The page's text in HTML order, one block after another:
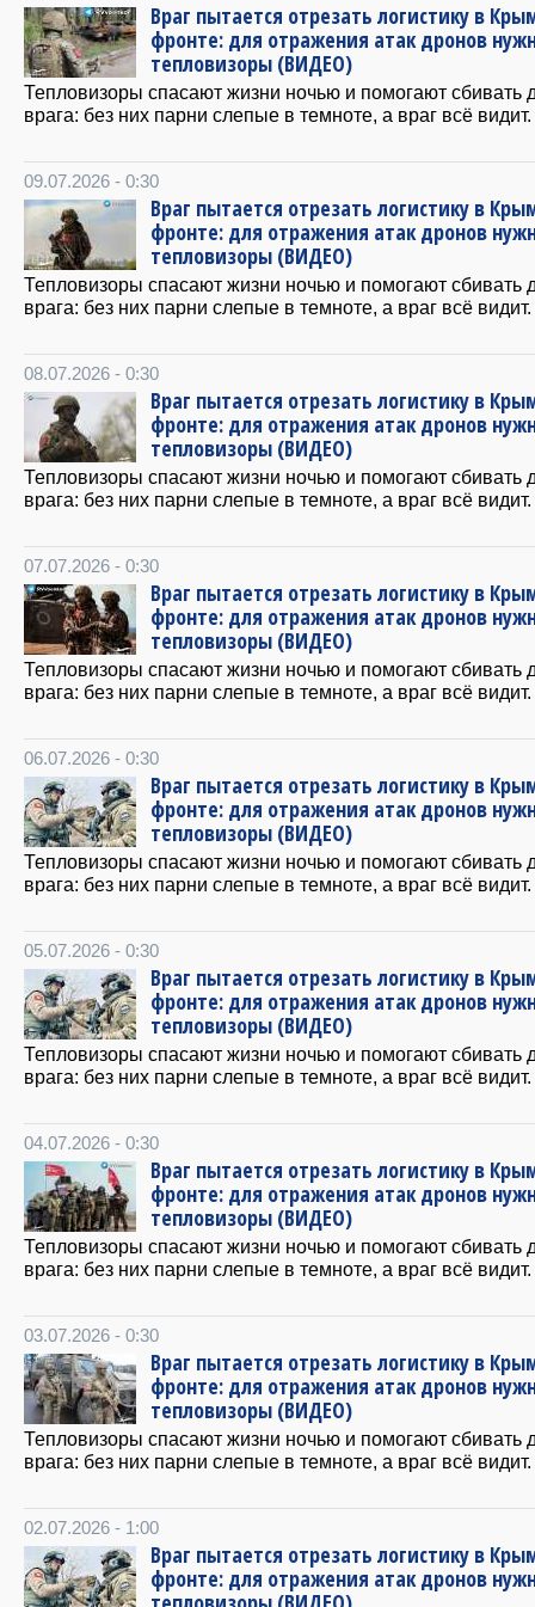
Враг пытается отрезать логистику в
фронте: для отражения атак дронов
тепловизоры (ВИДЕО)
Тепловизоры спасают жизни ночью и помогают сбивать
врага: без них парни слепые в темноте, а враг всё видит.
09.07.2026 - 0:30
Враг пытается отрезать логистику в
фронте: для отражения атак дронов
тепловизоры (ВИДЕО)
Тепловизоры спасают жизни ночью и помогают сбивать
врага: без них парни слепые в темноте, а враг всё видит.
08.07.2026 - 0:30
Враг пытается отрезать логистику в
фронте: для отражения атак дронов
тепловизоры (ВИДЕО)
Тепловизоры спасают жизни ночью и помогают сбивать
врага: без них парни слепые в темноте, а враг всё видит.
07.07.2026 - 0:30
Враг пытается отрезать логистику в
фронте: для отражения атак дронов
тепловизоры (ВИДЕО)
Тепловизоры спасают жизни ночью и помогают сбивать
врага: без них парни слепые в темноте, а враг всё видит.
06.07.2026 - 0:30
Враг пытается отрезать логистику в
фронте: для отражения атак дронов
тепловизоры (ВИДЕО)
Тепловизоры спасают жизни ночью и помогают сбивать
врага: без них парни слепые в темноте, а враг всё видит.
05.07.2026 - 0:30
Враг пытается отрезать логистику в
фронте: для отражения атак дронов
тепловизоры (ВИДЕО)
Тепловизоры спасают жизни ночью и помогают сбивать
врага: без них парни слепые в темноте, а враг всё видит.
04.07.2026 - 0:30
Враг пытается отрезать логистику в
фронте: для отражения атак дронов
тепловизоры (ВИДЕО)
Тепловизоры спасают жизни ночью и помогают сбивать
врага: без них парни слепые в темноте, а враг всё видит.
03.07.2026 - 0:30
Враг пытается отрезать логистику в
фронте: для отражения атак дронов
тепловизоры (ВИДЕО)
Тепловизоры спасают жизни ночью и помогают сбивать
врага: без них парни слепые в темноте, а враг всё видит.
02.07.2026 - 1:00
Враг пытается отрезать логистику в
фронте: для отражения атак дронов